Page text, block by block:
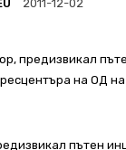
2011-12-02
предизвикал
на ОД
пътен